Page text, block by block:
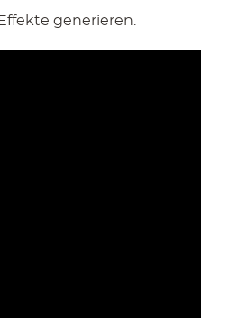
generieren.